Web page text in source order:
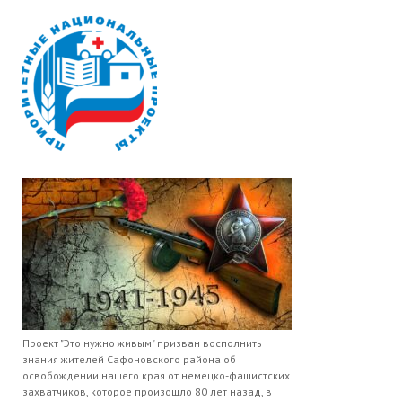
Проект "Это нужно живым" призван восполнить
знания жителей Сафоновского района об
освобождении нашего края от немецко-фашистских
захватчиков, которое произошло 80 лет назад, в